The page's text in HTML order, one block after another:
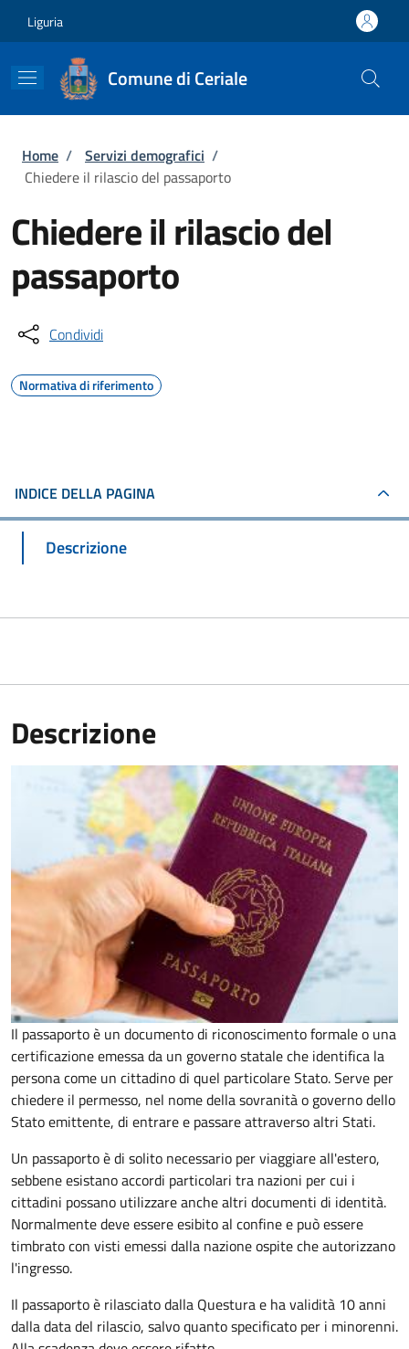
Liguria
Comune di Ceriale
Briciole di pane
Home / Servizi demografici /
Chiedere il rilascio del passaporto
Chiedere il rilascio del
passaporto
Condividi
Normativa di riferimento
INDICE DELLA PAGINA
Descrizione
Descrizione
Il passaporto è un documento di riconoscimento formale o una
certificazione emessa da un governo statale che identifica la
persona come un cittadino di quel particolare Stato. Serve per
chiedere il permesso, nel nome della sovranità o governo dello
Stato emittente, di entrare e passare attraverso altri Stati.
Un passaporto è di solito necessario per viaggiare all'estero,
sebbene esistano accordi particolari tra nazioni per cui i
cittadini possano utilizzare anche altri documenti di identità.
Normalmente deve essere esibito al confine e può essere
timbrato con visti emessi dalla nazione ospite che autorizzano
l'ingresso.
Il passaporto è rilasciato dalla Questura e ha validità 10 anni
dalla data del rilascio, salvo quanto specificato per i minorenni.